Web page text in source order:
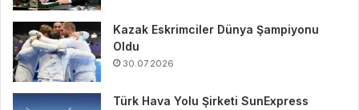
Kazak Eskrimciler Dünya Şampiyonu
Oldu
30.07.2026
Türk Hava Yolu Şirketi SunExpress